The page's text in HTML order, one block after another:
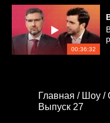
00:36:32
Главная / Шоу /
Выпуск 27